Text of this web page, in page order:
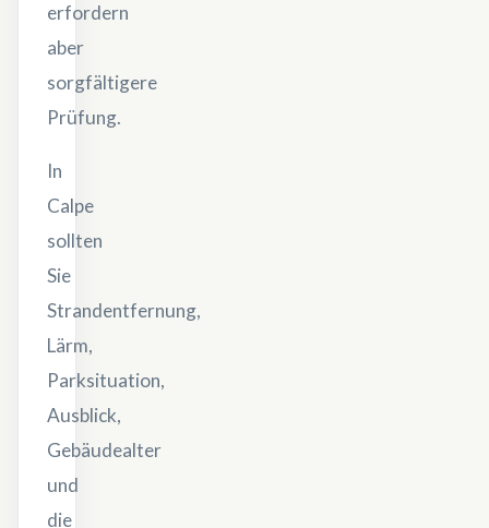
erfordern
aber
sorgfältigere
Prüfung.
In
Calpe
sollten
Sie
Strandentfernung,
Lärm,
Parksituation,
Ausblick,
Gebäudealter
und
die